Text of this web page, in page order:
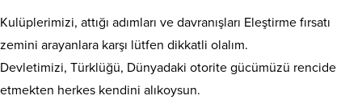
Kulüplerimizi, attığı adımları ve davranışları Eleştirme fırsatı
zemini arayanlara karşı lütfen dikkatli olalım.
Devletimizi, Türklüğü, Dünyadaki otorite gücümüzü rencide
etmekten herkes kendini alıkoysun.